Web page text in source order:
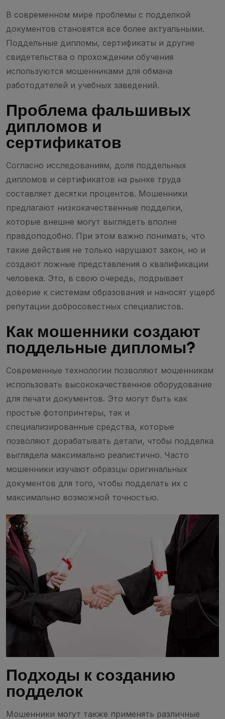
В современном мире проблемы с подделкой
документов становятся все более актуальными.
Поддельные дипломы, сертификаты и другие
свидетельства о прохождении обучения
используются мошенниками для обмана
работодателей и учебных заведений.
Проблема фальшивых
дипломов и
сертификатов
Согласно исследованиям, доля поддельных
дипломов и сертификатов на рынке труда
составляет десятки процентов. Мошенники
предлагают низкокачественные подделки,
которые внешне могут выглядеть вполне
правдоподобно. При этом важно понимать, что
такие действия не только нарушают закон, но и
создают ложные представления о квалификации
человека. Это, в свою очередь, подрывает
доверие к системам образования и наносят ущерб
репутации добросовестных специалистов.
Как мошенники создают
поддельные дипломы?
Современные технологии позволяют мошенникам
использовать высококачественное оборудование
для печати документов. Это могут быть как
простые фотопринтеры, так и
специализированные средства, которые
позволяют дорабатывать детали, чтобы подделка
выглядела максимально реалистично. Часто
мошенники изучают образцы оригинальных
документов для того, чтобы подделать их с
максимально возможной точностью.
Подходы к созданию
подделок
Мошенники могут также применять различные